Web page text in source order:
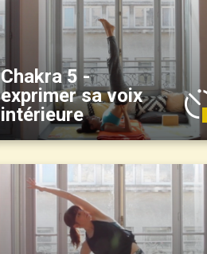
Chakra 5 -
exprimer sa voix
intérieure